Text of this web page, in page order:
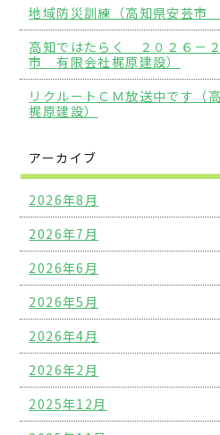
地域防災訓練（高知県安芸市
高知ではたらく ２０２６－
市 有限会社梶原建設）
リクルートＣＭ放送中です（
梶原建設）
アーカイブ
2026年8月
2026年7月
2026年6月
2026年5月
2026年4月
2026年2月
2025年12月